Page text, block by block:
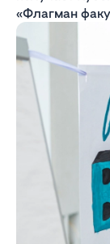
«Флагман